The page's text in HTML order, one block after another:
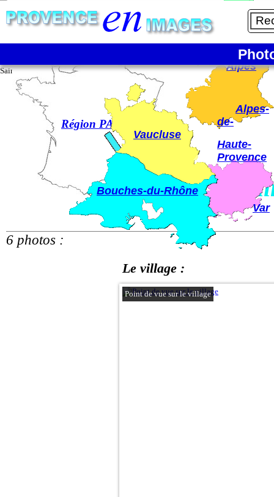
6/6
Saint-Cannat - Le village
6 photos :
Le village :
Point de vue sur le village
Région PACA
Bouches-du-Rhône
Vaucluse
Var
Alpes-
de-
Haute-
Provence
Hautes-
Alpes